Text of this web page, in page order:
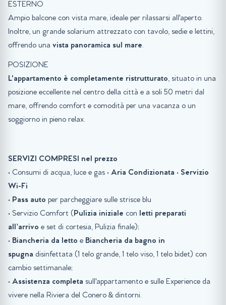
ESTERNO
Ampio balcone con vista mare, ideale per rilassarsi all'aperto.
Inoltre, un grande solarium attrezzato con tavolo, sedie e lettini,
offrendo una vista panoramica sul mare.
POSIZIONE
L'appartamento è completamente ristrutturato, situato in una
posizione eccellente nel centro della città e a soli 50 metri dal
mare, offrendo comfort e comodità per una vacanza o un
soggiorno in pieno relax.
SERVIZI COMPRESI nel prezzo
• Consumi di acqua, luce e gas • Aria Condizionata • Servizio
Wi-Fi
• Pass auto per parcheggiare sulle strisce blu
• Servizio Comfort (Pulizia iniziale con letti preparati
all’arrivo e set di cortesia, Pulizia finale);
• Biancheria da letto e Biancheria da bagno in
spugna disinfettata (1 telo grande, 1 telo viso, 1 telo bidet) con
cambio settimanale;
• Assistenza completa sull'appartamento e sulle Experience da
vivere nella Riviera del Conero & dintorni.